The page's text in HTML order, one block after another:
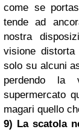
come se
tende ad
nostra
visione
solo su alcuni
perdendo la
supermercato
magari quello
9) La scatola